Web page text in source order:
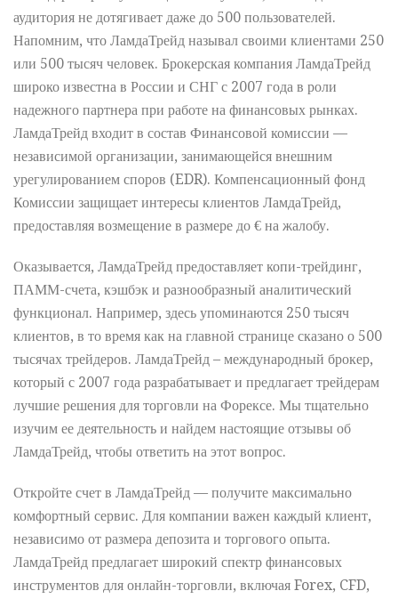
аудитория не дотягивает даже до 500 пользователей.
Напомним, что ЛамдаТрейд называл своими клиентами 250
или 500 тысяч человек. Брокерская компания ЛамдаТрейд
широко известна в России и СНГ с 2007 года в роли
надежного партнера при работе на финансовых рынках.
ЛамдаТрейд входит в состав Финансовой комиссии —
независимой организации, занимающейся внешним
урегулированием споров (EDR). Компенсационный фонд
Комиссии защищает интересы клиентов ЛамдаТрейд,
предоставляя возмещение в размере до € на жалобу.
Оказывается, ЛамдаТрейд предоставляет копи-трейдинг,
ПАММ-счета, кэшбэк и разнообразный аналитический
функционал. Например, здесь упоминаются 250 тысяч
клиентов, в то время как на главной странице сказано о 500
тысячах трейдеров. ЛамдаТрейд – международный брокер,
который с 2007 года разрабатывает и предлагает трейдерам
лучшие решения для торговли на Форексе. Мы тщательно
изучим ее деятельность и найдем настоящие отзывы об
ЛамдаТрейд, чтобы ответить на этот вопрос.
Откройте счет в ЛамдаТрейд — получите максимально
комфортный сервис. Для компании важен каждый клиент,
независимо от размера депозита и торгового опыта.
ЛамдаТрейд предлагает широкий спектр финансовых
инструментов для онлайн-торговли, включая Forex, CFD,